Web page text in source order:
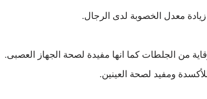
معدل الخصوبة لدى الرجال.
من الجلطات كما انها مفيدة لصحة الجهاز العصبى.